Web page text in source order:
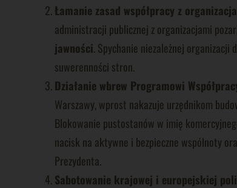
Łamanie zasad współpracy z
administracji publicznej z organizacjami
jawności. Spychanie niezależnej
suwerenności stron.
Działanie wbrew Programowi
Warszawy, wprost nakazuje urzędnikom
Blokowanie pustostanów w imię
nacisk na aktywne i bezpieczne wspólnoty
Prezydenta.
Sabotowanie krajowej i europejskiej